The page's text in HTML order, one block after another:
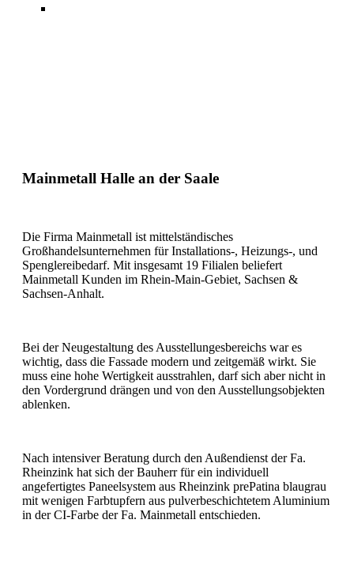
Mainmetall Halle an der Saale
Die Firma Mainmetall ist mittelständisches
Großhandelsunternehmen für Installations-, Heizungs-, und
Spenglereibedarf. Mit insgesamt 19 Filialen beliefert
Mainmetall Kunden im Rhein-Main-Gebiet, Sachsen &
Sachsen-Anhalt.
Bei der Neugestaltung des Ausstellungesbereichs war es
wichtig, dass die Fassade modern und zeitgemäß wirkt. Sie
muss eine hohe Wertigkeit ausstrahlen, darf sich aber nicht in
den Vordergrund drängen und von den Ausstellungsobjekten
ablenken.
Nach intensiver Beratung durch den Außendienst der Fa.
Rheinzink hat sich der Bauherr für ein individuell
angefertigtes Paneelsystem aus Rheinzink prePatina blaugrau
mit wenigen Farbtupfern aus pulverbeschichtetem Aluminium
in der CI-Farbe der Fa. Mainmetall entschieden.